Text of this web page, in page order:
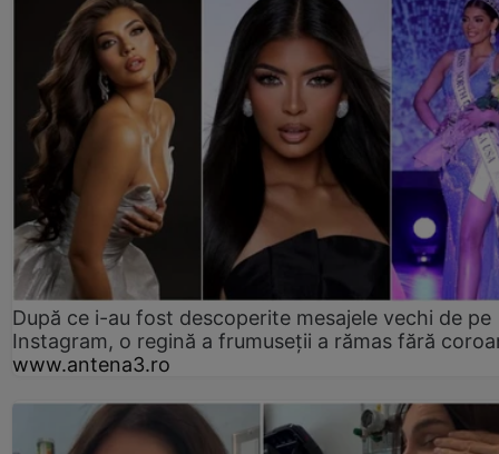
După ce i-au fost descoperite mesajele vechi de pe
Instagram, o regină a frumuseții a rămas fără
www.antena3.ro